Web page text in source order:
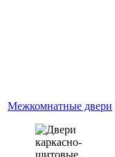
Межкомнатные двери